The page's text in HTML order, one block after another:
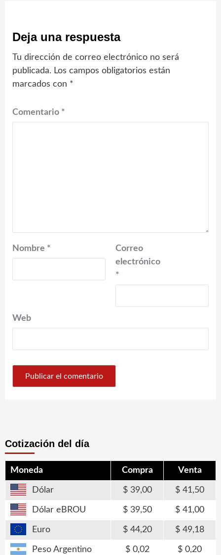
Deja una respuesta
Tu dirección de correo electrónico no será
publicada. Los campos obligatorios están
marcados con *
Comentario *
Nombre *
Correo
electrónico
*
Web
Cotización del día
Moneda Compra Venta
Dólar 39,00 41,50
Dólar eBROU 39,50 41,00
Euro 44,20 49,18
Peso Argentino 0,02 0,20